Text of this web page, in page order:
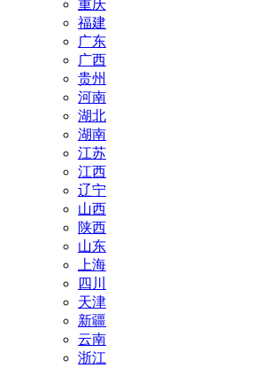
重庆
福建
广东
广西
贵州
河南
湖北
湖南
江苏
江西
辽宁
山西
陕西
山东
上海
四川
天津
新疆
云南
浙江